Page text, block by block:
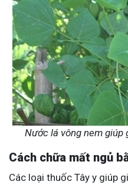
Nước lá vông nem giúp
Cách chữa mất ngủ
Các loại thuốc Tây y giúp